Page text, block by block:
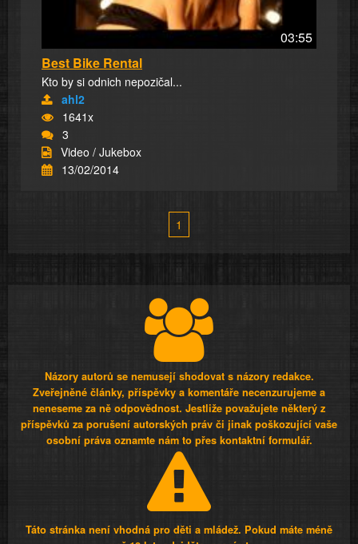
03:55
Best Bike Rental
Kto by si odnich nepozičal...
ahl2
1641x
3
Video / Jukebox
13/02/2014
1
Názory autorů se nemusejí shodovat s názory redakce.
Zveřejněné články, příspěvky a komentáře necenzurujeme a
neneseme za ně odpovědnost. Jestliže považujete některý z
příspěvků za porušení autorských práv či jinak poškozující vaše
osobní práva oznamte nám to přes kontaktní formulář.
Táto stránka není vhodná pro děti a mládež. Pokud máte méně